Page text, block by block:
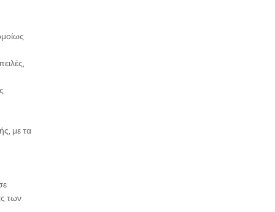
με τα
των